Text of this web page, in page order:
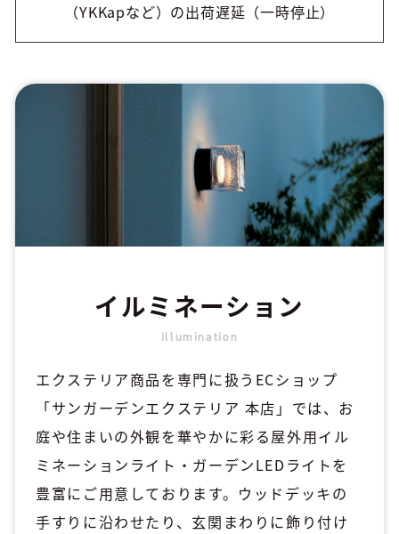
（YKKapなど）の出荷遅延（一時停止）
イルミネーション
illumination
エクステリア商品を専門に扱うECショップ
「サンガーデンエクステリア 本店」では、お
庭や住まいの外観を華やかに彩る屋外用イル
ミネーションライト・ガーデンLEDライトを
豊富にご用意しております。ウッドデッキの
手すりに沿わせたり、玄関まわりに飾り付け